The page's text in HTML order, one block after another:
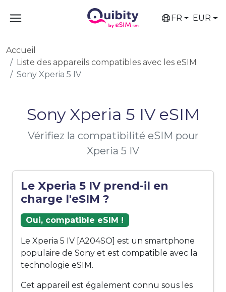
FR EUR
Accueil
Liste des appareils compatibles avec les eSIM
Sony Xperia 5 IV
Sony Xperia 5 IV eSIM
Vérifiez la compatibilité eSIM pour
Xperia 5 IV
Le Xperia 5 IV prend-il en
charge l'eSIM ?
Oui, compatible eSIM !
Le Xperia 5 IV [A204SO] est un smartphone
populaire de Sony et est compatible avec la
technologie eSIM.
Cet appareil est également connu sous les